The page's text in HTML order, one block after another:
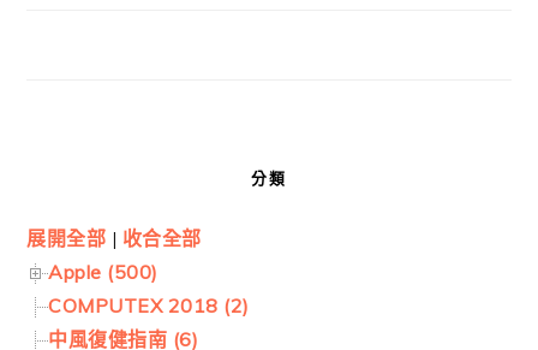
分類
展開全部 | 收合全部
Apple (500)
COMPUTEX 2018 (2)
中風復健指南 (6)